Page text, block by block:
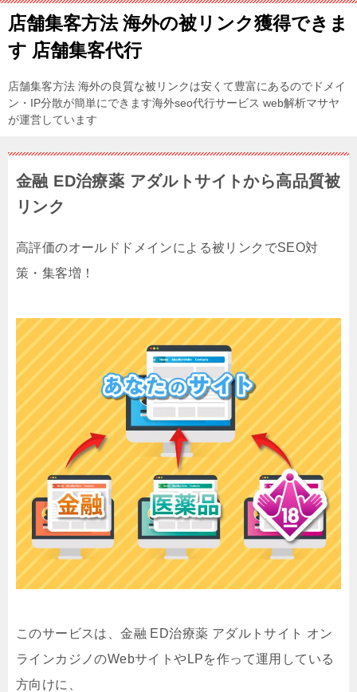
店舗集客方法 海外の被リンク獲得できま
す 店舗集客代行
店舗集客方法 海外の良質な被リンクは安くて豊富にあるのでドメイ
ン・IP分散が簡単にできます海外seo代行サービス web解析マサヤ
が運営しています
金融 ED治療薬 アダルトサイトから高品質被
リンク
高評価のオールドドメインによる被リンクでSEO対
策・集客増！
このサービスは、金融 ED治療薬 アダルトサイト オン
ラインカジノのWebサイトやLPを作って運用している
方向けに、